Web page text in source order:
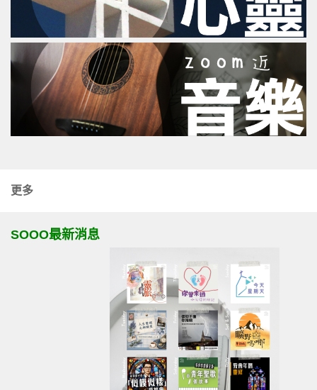
更多
SOOO最新消息